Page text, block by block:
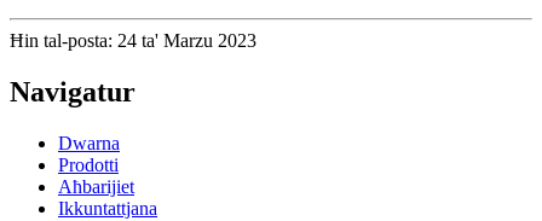
Ħin tal-posta: 24 ta' Marzu 2023
Navigatur
Dwarna
Prodotti
Aħbarijiet
Ikkuntattjana